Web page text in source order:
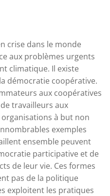
crise dans le monde
aux problèmes urgents
climatique. Il existe
démocratie coopérative.
aux coopératives
travailleurs aux
à but non
exemples
ensemble peuvent
participative et de
de leur vie. Ces formes
pas de la politique
exploitent les pratiques